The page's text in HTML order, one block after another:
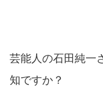
芸能人の石田純一
知ですか？